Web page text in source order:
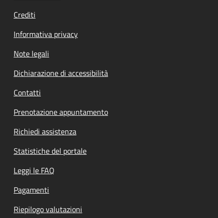
Crediti
Informativa privacy
Note legali
Dichiarazione di accessibilità
Contatti
Prenotazione appuntamento
Richiedi assistenza
Statistiche del portale
Leggi le FAQ
Pagamenti
Riepilogo valutazioni